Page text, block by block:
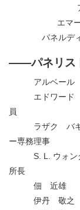
アジアの政
エマージング
パネルディ
――パネリ
アルベール
エドワード
員
ラザク バギ
ー専務理事
S. L. ウォ
所長
佃 近雄
伊丹 敬